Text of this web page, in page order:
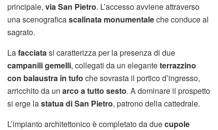
principale, via San Pietro. L’accesso avviene attraverso
una scenograficascalinata monumentaleche conduce al
sagrato.
Lafacciatasi caratterizza per la presenza di due
campanili gemelli, collegati da un eleganteterrazzino
con balaustra in tufo che sovrasta il portico d’ingresso,
arricchito da un arco a tutto sesto. A dominare il prospetto
si erge lastatua di San Pietro, patrono della cattedrale.
L’impianto architettonico è completato da duecupole